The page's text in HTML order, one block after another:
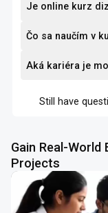
Je online kurz
Čo sa naučím v
Aká kariéra je
Still have
Gain Real-
Projects